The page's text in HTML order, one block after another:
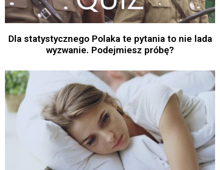
Dla statystycznego Polaka te pytania to nie lada
wyzwanie. Podejmiesz próbę?